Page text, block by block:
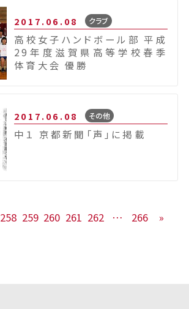
2017.06.08 クラブ
高校女子ハンドボール部 平成
29年度滋賀県高等学校春季
体育大会 優勝
2017.06.08 その他
中１ 京都新聞「声」に掲載
258 259 260 261 262 … 266 »